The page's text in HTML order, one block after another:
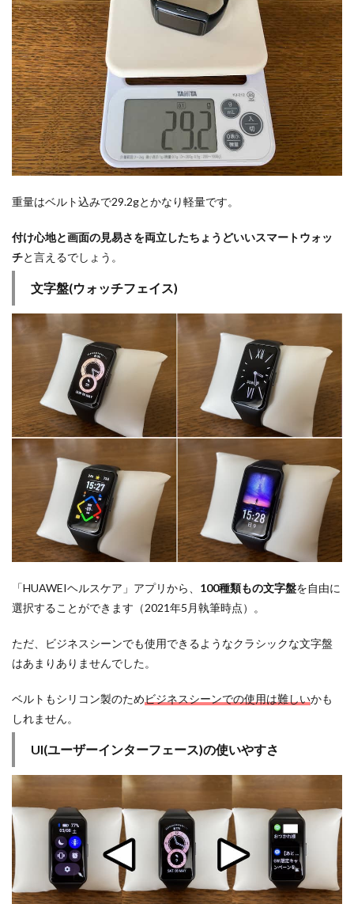
重量はベルト込みで29.2gとかなり軽量です。
付け心地と画面の見易さを両立したちょうどいいスマートウォッ
チと言えるでしょう。
文字盤(ウォッチフェイス)
「HUAWEIヘルスケア」アプリから、 100種類もの文字盤を自由に
選択することができます（2021年5月執筆時点）。
ただ、ビジネスシーンでも使用できるようなクラシックな文字盤
はあまりありませんでした。
ベルトもシリコン製のためビジネスシーンでの使用は難しいかも
しれません。
UI(ユーザーインターフェース)の使いやすさ